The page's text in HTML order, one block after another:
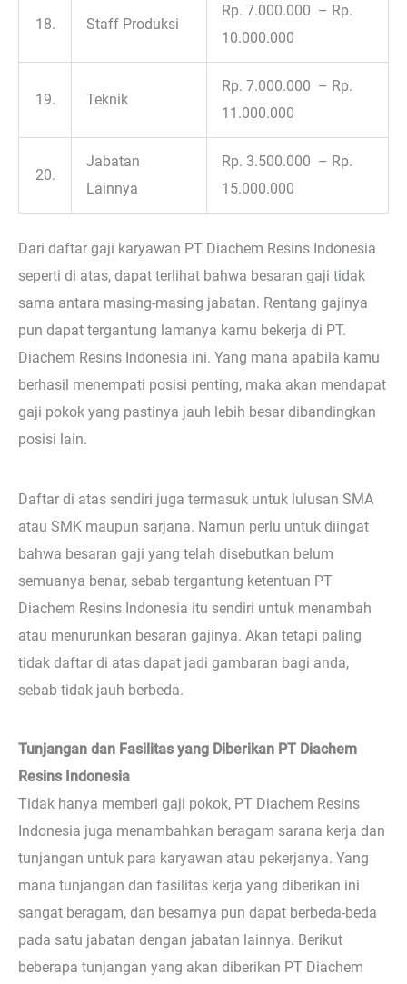
18. Staff Produksi
Rp. 7.000.000 – Rp.
10.000.000
19. Teknik
Rp. 7.000.000 – Rp.
11.000.000
20.
Jabatan
Lainnya
Rp. 3.500.000 – Rp.
15.000.000
Dari daftar gaji karyawan PT Diachem Resins Indonesia
seperti di atas, dapat terlihat bahwa besaran gaji tidak
sama antara masing-masing jabatan. Rentang gajinya
pun dapat tergantung lamanya kamu bekerja di PT.
Diachem Resins Indonesia ini. Yang mana apabila kamu
berhasil menempati posisi penting, maka akan mendapat
gaji pokok yang pastinya jauh lebih besar dibandingkan
posisi lain.
Daftar di atas sendiri juga termasuk untuk lulusan SMA
atau SMK maupun sarjana. Namun perlu untuk diingat
bahwa besaran gaji yang telah disebutkan belum
semuanya benar, sebab tergantung ketentuan PT
Diachem Resins Indonesia itu sendiri untuk menambah
atau menurunkan besaran gajinya. Akan tetapi paling
tidak daftar di atas dapat jadi gambaran bagi anda,
sebab tidak jauh berbeda.
Tunjangan dan Fasilitas yang Diberikan PT Diachem
Resins Indonesia
Tidak hanya memberi gaji pokok, PT Diachem Resins
Indonesia juga menambahkan beragam sarana kerja dan
tunjangan untuk para karyawan atau pekerjanya. Yang
mana tunjangan dan fasilitas kerja yang diberikan ini
sangat beragam, dan besarnya pun dapat berbeda-beda
pada satu jabatan dengan jabatan lainnya. Berikut
beberapa tunjangan yang akan diberikan PT Diachem